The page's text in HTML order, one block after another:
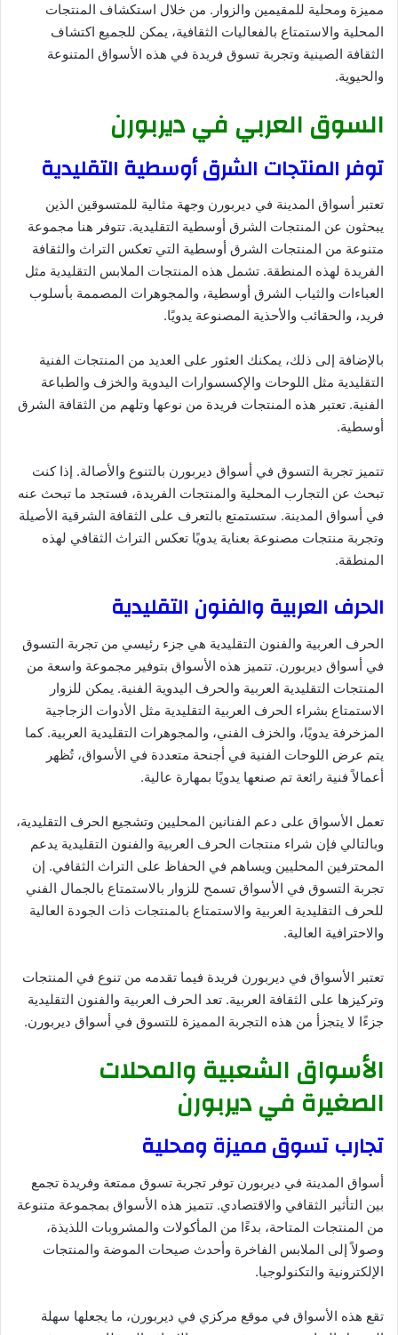
مميزة ومحلية للمقيمين والزوار. من خلال استكشاف المنتجات
المحلية والاستمتاع بالفعاليات الثقافية، يمكن للجميع اكتشاف
الثقافة الصينية وتجربة تسوق فريدة في هذه الأسواق المتنوعة
والحيوية.
السوق العربي في ديربورن
توفر المنتجات الشرق أوسطية التقليدية
تعتبر أسواق المدينة في ديربورن وجهة مثالية للمتسوقين الذين
يبحثون عن المنتجات الشرق أوسطية التقليدية. تتوفر هنا مجموعة
متنوعة من المنتجات الشرق أوسطية التي تعكس التراث والثقافة
الفريدة لهذه المنطقة. تشمل هذه المنتجات الملابس التقليدية مثل
العباءات والثياب الشرق أوسطية، والمجوهرات المصممة بأسلوب
فريد، والحقائب والأحذية المصنوعة يدويًا.
بالإضافة إلى ذلك، يمكنك العثور على العديد من المنتجات الفنية
التقليدية مثل اللوحات والإكسسوارات اليدوية والخزف والطباعة
الفنية. تعتبر هذه المنتجات فريدة من نوعها وتلهم من الثقافة الشرق
أوسطية.
تتميز تجربة التسوق في أسواق ديربورن بالتنوع والأصالة. إذا كنت
تبحث عن التجارب المحلية والمنتجات الفريدة، فستجد ما تبحث عنه
في أسواق المدينة. ستستمتع بالتعرف على الثقافة الشرقية الأصيلة
وتجربة منتجات مصنوعة بعناية يدويًا تعكس التراث الثقافي لهذه
المنطقة.
الحرف العربية والفنون التقليدية
الحرف العربية والفنون التقليدية هي جزء رئيسي من تجربة التسوق
في أسواق ديربورن. تتميز هذه الأسواق بتوفير مجموعة واسعة من
المنتجات التقليدية العربية والحرف اليدوية الفنية. يمكن للزوار
الاستمتاع بشراء الحرف العربية التقليدية مثل الأدوات الزجاجية
المزخرفة يدويًا، والخزف الفني، والمجوهرات التقليدية العربية. كما
يتم عرض اللوحات الفنية في أجنحة متعددة في الأسواق، تُظهر
أعمالاً فنية رائعة تم صنعها يدويًا بمهارة عالية.
تعمل الأسواق على دعم الفنانين المحليين وتشجيع الحرف التقليدية،
وبالتالي فإن شراء منتجات الحرف العربية والفنون التقليدية يدعم
المحترفين المحليين ويساهم في الحفاظ على التراث الثقافي. إن
تجربة التسوق في الأسواق تسمح للزوار بالاستمتاع بالجمال الفني
للحرف التقليدية العربية والاستمتاع بالمنتجات ذات الجودة العالية
والاحترافية العالية.
تعتبر الأسواق في ديربورن فريدة فيما تقدمه من تنوع في المنتجات
وتركيزها على الثقافة العربية. تعد الحرف العربية والفنون التقليدية
جزءًا لا يتجزأ من هذه التجربة المميزة للتسوق في أسواق ديربورن.
الأسواق الشعبية والمحلات
الصغيرة في ديربورن
تجارب تسوق مميزة ومحلية
أسواق المدينة في ديربورن توفر تجربة تسوق ممتعة وفريدة تجمع
بين التأثير الثقافي والاقتصادي. تتميز هذه الأسواق بمجموعة متنوعة
من المنتجات المتاحة، بدءًا من المأكولات والمشروبات اللذيذة،
وصولاً إلى الملابس الفاخرة وأحدث صيحات الموضة والمنتجات
الإلكترونية والتكنولوجيا.
تقع هذه الأسواق في موقع مركزي في ديربورن، ما يجعلها سهلة